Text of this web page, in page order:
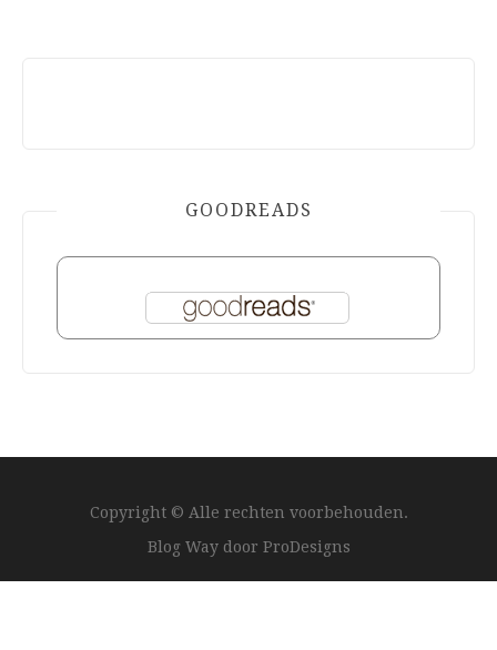
GOODREADS
Copyright © Alle rechten voorbehouden.
Blog Way door ProDesigns